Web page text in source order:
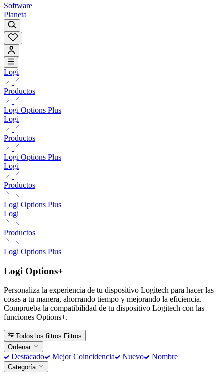
Software
Planeta
Logi
Productos
Logi Options Plus
Logi
Productos
Logi Options Plus
Logi
Productos
Logi Options Plus
Logi
Productos
Logi Options Plus
Logi Options+
Personaliza la experiencia de tu dispositivo Logitech para hacer las
cosas a tu manera, ahorrando tiempo y mejorando la eficiencia.
Comprueba la compatibilidad de tu dispositivo Logitech con las
funciones Options+.
Todos los filtros Filtros
Ordenar
Destacado Mejor Coincidencia Nuevo Nombre
Categoría